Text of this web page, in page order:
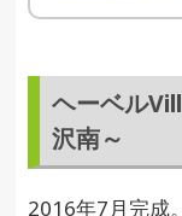
ヘーベル
沢南～
2016年7月完成